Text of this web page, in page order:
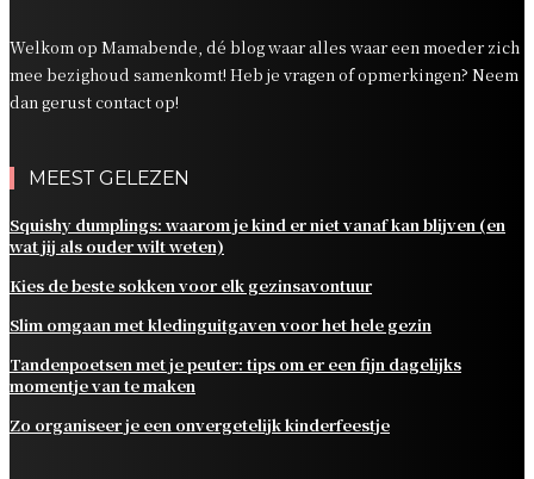
Welkom op Mamabende, dé blog waar alles waar een moeder zich
mee bezighoud samenkomt! Heb je vragen of opmerkingen? Neem
dan gerust contact op!
MEEST GELEZEN
Squishy dumplings: waarom je kind er niet vanaf kan blijven (en
wat jij als ouder wilt weten)
Kies de beste sokken voor elk gezinsavontuur
Slim omgaan met kledinguitgaven voor het hele gezin
Tandenpoetsen met je peuter: tips om er een fijn dagelijks
momentje van te maken
Zo organiseer je een onvergetelijk kinderfeestje